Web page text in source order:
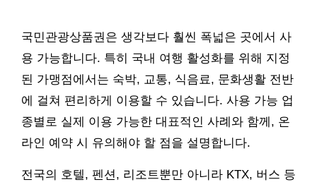
국민관광상품권은 생각보다 훨씬 폭넓은 곳에서 사
용 가능합니다. 특히 국내 여행 활성화를 위해 지정
된 가맹점에서는 숙박, 교통, 식음료, 문화생활 전반
에 걸쳐 편리하게 이용할 수 있습니다. 사용 가능 업
종별로 실제 이용 가능한 대표적인 사례와 함께, 온
라인 예약 시 유의해야 할 점을 설명합니다.
전국의 호텔, 펜션, 리조트뿐만 아니라 KTX, 버스 등